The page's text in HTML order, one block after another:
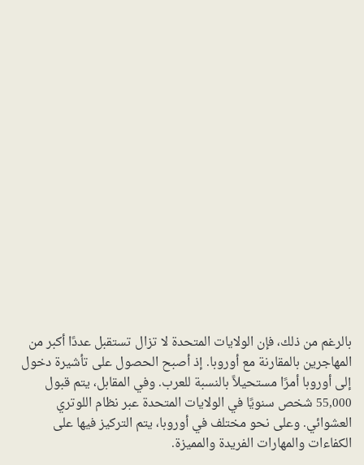
بالرغم من ذلك، فإن الولايات المتحدة لا تزال تستقبل عددًا أكبر من
المهاجرين بالمقارنة مع أوروبا. إذ أصبح الحصول على تأشيرة دخول
إلى أوروبا أمرًا مستحيلاً بالنسبة للعرب. وفي المقابل، يتم قبول
55,000 شخص سنويًا في الولايات المتحدة عبر نظام اللوتري
العشوائي. وعلى نحو مختلف في أوروبا، يتم التركيز فيها على
الكفاءات والمهارات الفريدة والمميزة.